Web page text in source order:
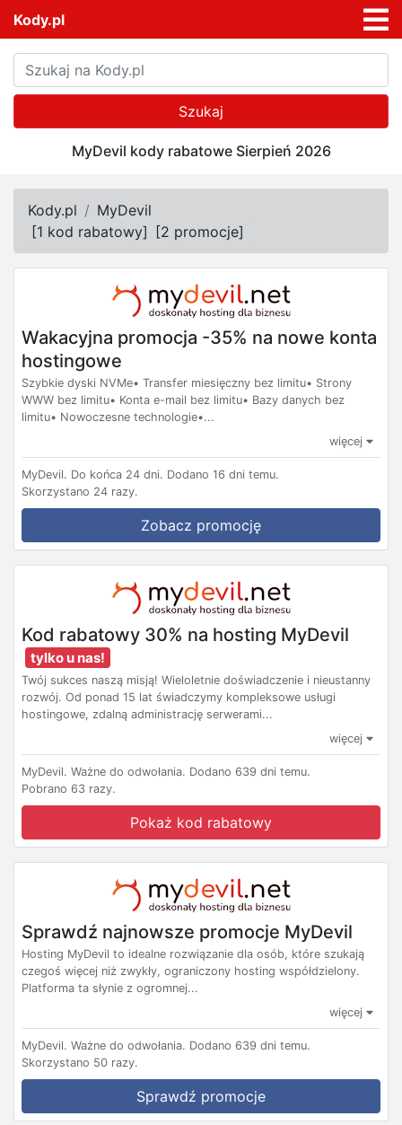
Kody.pl
Szukaj
MyDevil kody rabatowe Sierpień 2026
Kody.pl
MyDevil
[1 kod rabatowy] [2 promocje]
Wakacyjna promocja -35% na nowe konta
hostingowe
Szybkie dyski NVMe• Transfer miesięczny bez limitu• Strony
WWW bez limitu• Konta e-mail bez limitu• Bazy danych bez
limitu• Nowoczesne technologie•...
więcej
MyDevil. Do końca 24 dni. Dodano 16 dni temu.
Skorzystano 24 razy.
Zobacz promocję
Kod rabatowy 30% na hosting MyDevil
tylko u nas!
Twój sukces naszą misją! Wieloletnie doświadczenie i nieustanny
rozwój. Od ponad 15 lat świadczymy kompleksowe usługi
hostingowe, zdalną administrację serwerami...
więcej
MyDevil. Ważne do odwołania. Dodano 639 dni temu.
Pobrano 63 razy.
Pokaż kod rabatowy
Sprawdź najnowsze promocje MyDevil
Hosting MyDevil to idealne rozwiązanie dla osób, które szukają
czegoś więcej niż zwykły, ograniczony hosting współdzielony.
Platforma ta słynie z ogromnej...
więcej
MyDevil. Ważne do odwołania. Dodano 639 dni temu.
Skorzystano 50 razy.
Sprawdź promocje